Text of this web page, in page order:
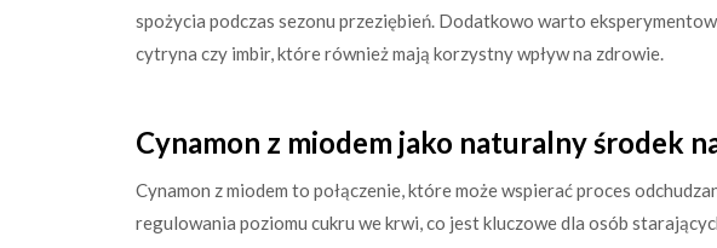
spożycia podczas sezonu przeziębień. Dodatkowo warto
cytryna czy imbir, które również mają korzystny wpływ na zdrowie.
Cynamon z miodem jako naturalny środek
Cynamon z miodem to połączenie, które może wspierać proces
regulowania poziomu cukru we krwi, co jest kluczowe dla osób